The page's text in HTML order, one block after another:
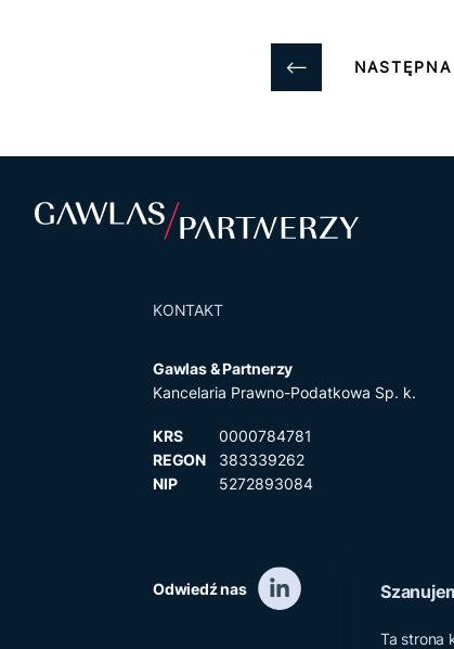
Ta strona
KONTAKT
Gawlas & Partnerzy
Kancelaria Prawno-Podatkowa Sp. k.
KRS
0000784781
REGON
383339262
NIP
5272893084
Odwiedź nas